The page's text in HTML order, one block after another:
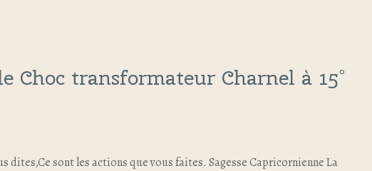
Choc transformateur Charnel à 15°
dites,Ce sont les actions que vous faites. Sagesse Capricornienne La